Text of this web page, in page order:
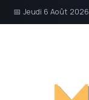
📅 Jeudi 6 Août 2026